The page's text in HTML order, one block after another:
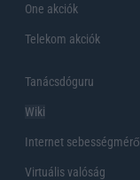
One akciók
Telekom akciók
Tanácsdóguru
Wiki
Internet sebességmérő
Virtuális valóság